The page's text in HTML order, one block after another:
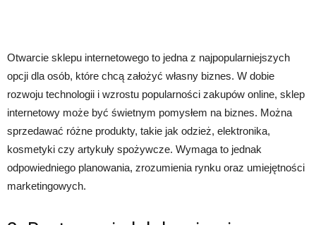
Otwarcie sklepu internetowego to jedna z najpopularniejszych
opcji dla osób, które chcą założyć własny biznes. W dobie
rozwoju technologii i wzrostu popularności zakupów online, sklep
internetowy może być świetnym pomysłem na biznes. Można
sprzedawać różne produkty, takie jak odzież, elektronika,
kosmetyki czy artykuły spożywcze. Wymaga to jednak
odpowiedniego planowania, zrozumienia rynku oraz umiejętności
marketingowych.